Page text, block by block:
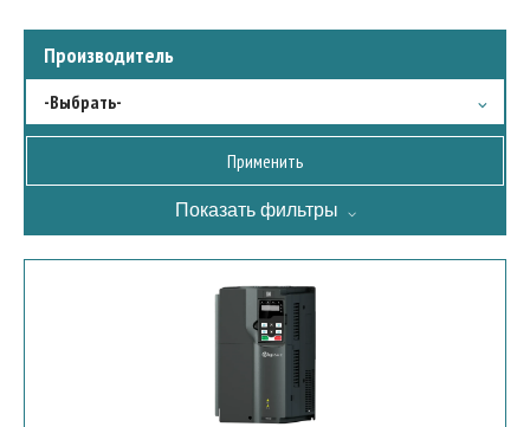
Производитель
-Выбрать-
Physis
Показать фильтры